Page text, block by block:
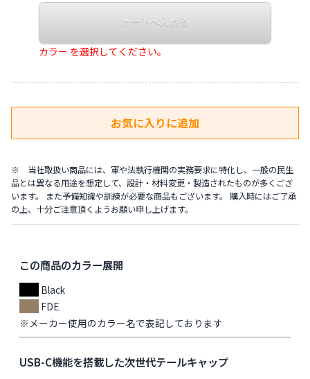
カラー を選択してください。
※ 当社取扱い商品には、軍や法執行機関の実務要求に特化し、一般の民生
品とは異なる用途を想定して、設計・材料変更・製造されたものが多くござ
います。 また予備知識や訓練が必要な商品もございます。 購入時にはご了承
の上、十分ご注意頂くようお願い申し上げます。
この商品のカラー展開
Black
FDE
※メーカー使用のカラー名で表記しております
USB-C機能を搭載した次世代テールキャップ